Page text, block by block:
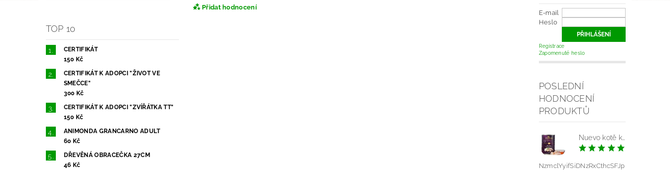
TOP 10
CERTIFIKÁT
150 Kč
CERTIFIKÁT K ADOPCI "ŽIVOT VE
SMEČCE"
300 Kč
CERTIFIKÁT K ADOPCI "ZVÍŘÁTKA TT"
150 Kč
ANIMONDA GRANCARNO ADULT
60 Kč
DŘEVĚNÁ OBRACEČKA 27CM
46 Kč
Přidat hodnocení
E-mail
Heslo
Registrace
Zapomenuté heslo
POSLEDNÍ
HODNOCENÍ
PRODUKTŮ
NzmclYyifSiDNzRxCthcSFJp